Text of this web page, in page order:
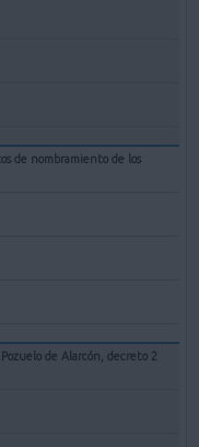
de nombramiento de los
de Alarcón, decreto 2